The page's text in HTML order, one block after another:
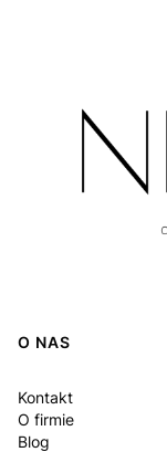
Linki w stopce
O NAS
Kontakt
O firmie
Blog